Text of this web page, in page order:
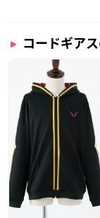
コードギア